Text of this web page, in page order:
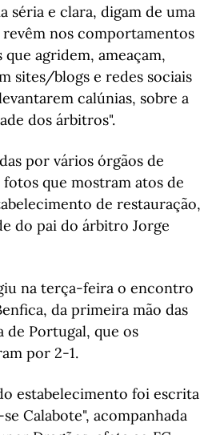
séria e clara, digam de uma
revêm nos comportamentos
agridem, ameaçam,
sites/blogs e redes sociais
calúnias, sobre a
dos árbitros".
por vários órgãos de
que mostram atos de
de restauração,
do pai do árbitro Jorge
na terça-feira o encontro
da primeira mão das
de Portugal, que os
por 2-1.
estabelecimento foi escrita
Calabote", acompanhada